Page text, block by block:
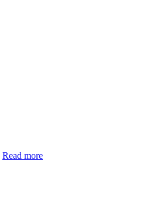
Read more